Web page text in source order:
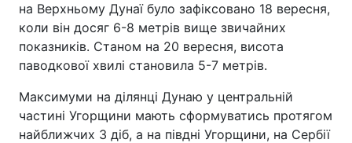
на Верхньому Дунаї було зафіксовано 18 вересня,
коли він досяг 6-8 метрів вище звичайних
показників. Станом на 20 вересня, висота
паводкової хвилі становила 5-7 метрів.
Максимуми на ділянці Дунаю у центральній
частині Угорщини мають сформуватись протягом
найближчих 3 діб, а на півдні Угорщини, на Сербії